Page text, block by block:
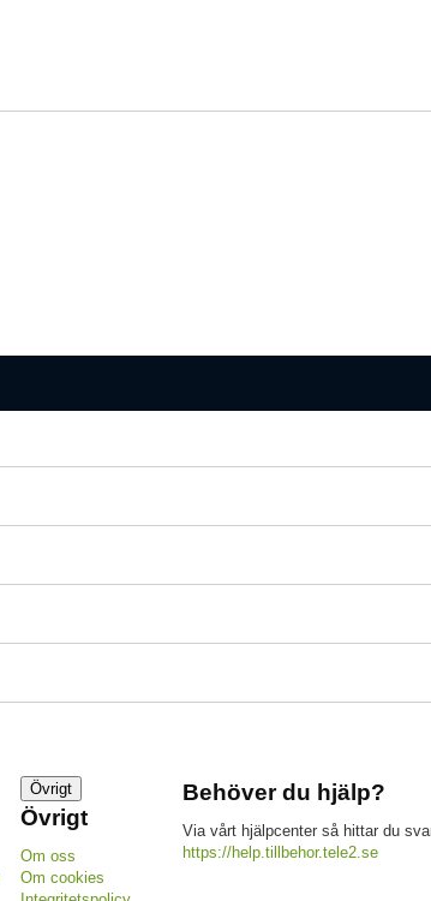
Övrigt
Övrigt
Om oss
Om cookies
Behöver du hjälp?
Via vårt hjälpcenter så hittar du
https://help.tillbehor.tele2.se